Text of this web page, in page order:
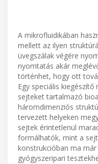
A mikrofluidikában
mellett az ilyen
üvegszálak végére
nyomtatás akár
történhet, hogy ott
Egy speciális
sejteket tartalmazó
háromdimenziós
tervezett helyeken
sejtek érintetlenül
formálhatók, mint a
konstrukcióban ma
gyógyszeripari